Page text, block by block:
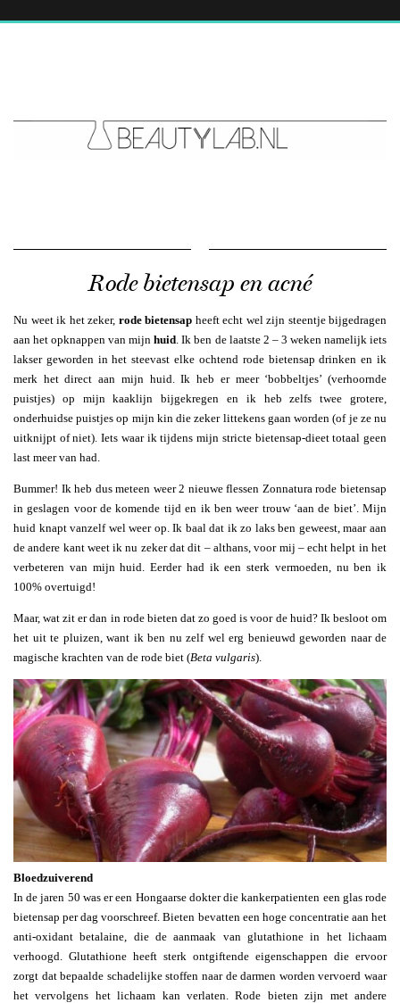
Rode bietensap en acné
Nu weet ik het zeker, rode bietensap heeft echt wel zijn steentje bijgedragen
aan het opknappen van mijnhuid . Ik ben de laatste 2 – 3 weken namelijk iets
lakser geworden in het steevast elke ochtend rode bietensap drinken en ik
merk het direct aan mijn huid. Ik heb er meer ‘bobbeltjes’ (verhoornde
puistjes) op mijn kaaklijn bijgekregen en ik heb zelfs twee grotere,
onderhuidse puistjes op mijn kin die zeker littekens gaan worden (of je ze nu
uitknijpt of niet). Iets waar ik tijdens mijn stricte bietensap-dieet totaal geen
last meer van had.
Bummer! Ik heb dus meteen weer 2 nieuwe flessen Zonnatura rode bietensap
in geslagen voor de komende tijd en ik ben weer trouw ‘aan de biet’. Mijn
huid knapt vanzelf wel weer op. Ik baal dat ik zo laks ben geweest, maar aan
de andere kant weet ik nu zeker dat dit – althans, voor mij – echt helpt in het
verbeteren van mijn huid. Eerder had ik een sterk vermoeden, nu ben ik
100% overtuigd!
Maar, wat zit er dan in rode bieten dat zo goed is voor de huid? Ik besloot om
het uit te pluizen, want ik ben nu zelf wel erg benieuwd geworden naar de
magische krachten van de rode biet (Beta vulgaris).
Bloedzuiverend
In de jaren 50 was er een Hongaarse dokter die kankerpatienten een glas rode
bietensap per dag voorschreef. Bieten bevatten een hoge concentratie aan het
anti-oxidant betalaine, die de aanmaak van glutathione in het lichaam
verhoogd. Glutathione heeft sterk ontgiftende eigenschappen die ervoor
zorgt dat bepaalde schadelijke stoffen naar de darmen worden vervoerd waar
het vervolgens het lichaam kan verlaten. Rode bieten zijn met andere